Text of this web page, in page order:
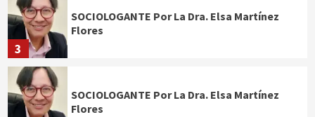
3
SOCIOLOGANTE Por La Dra. Elsa Martínez
Flores
SOCIOLOGANTE Por La Dra. Elsa Martínez
Flores